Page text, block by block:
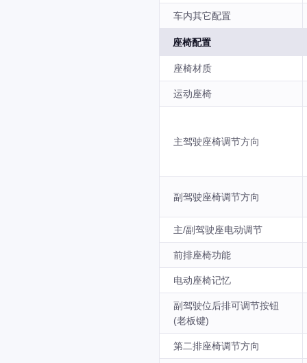
车内其它配置
座椅配置
座椅材质
运动座椅
主驾驶座椅调节方向
副驾驶座椅调节方向
主/副驾驶座电动调节
前排座椅功能
电动座椅记忆
副驾驶位后排可调节按钮
(老板键)
第二排座椅调节方向